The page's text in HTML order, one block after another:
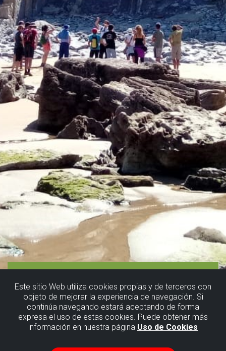
Este sitio Web utiliza cookies propias y de terceros con
objeto de mejorar la experiencia de navegación. Si
continúa navegando estará aceptando de forma
expresa el uso de estas cookies. Puede obtener más
información en nuestra página Uso de Cookies